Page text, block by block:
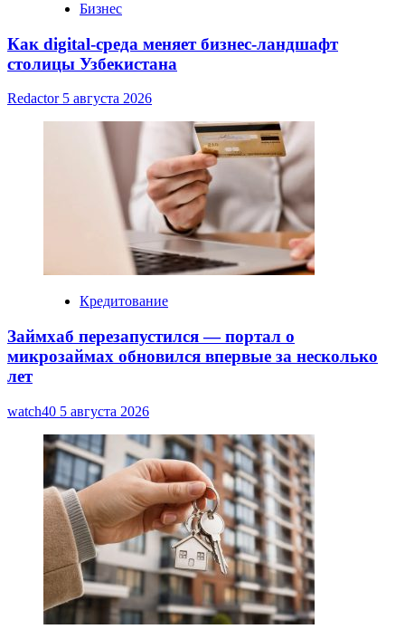
Бизнес
Как digital-среда меняет бизнес-ландшафт
столицы Узбекистана
Redactor 5 августа 2026
Кредитование
Займхаб перезапустился — портал о
микрозаймах обновился впервые за несколько
лет
watch40 5 августа 2026